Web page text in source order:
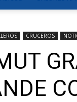
CRUCEROS